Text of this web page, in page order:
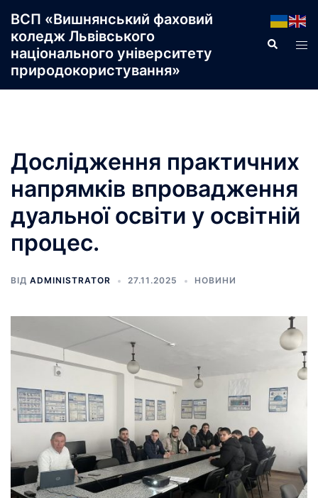
до
вмісту
ВСП «Вишнянський фаховий
коледж Львівського
національного університету
природокористування»
Пошук
Дослідження практичних
напрямків впровадження
дуальної освіти у освітній
процес.
ВІД ADMINISTRATOR 27.11.2025 НОВИНИ